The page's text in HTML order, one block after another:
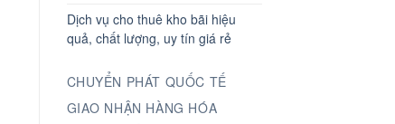
Dịch vụ cho thuê kho bãi hiệu
quả, chất lượng, uy tín giá rẻ
CHUYỂN PHÁT QUỐC TẾ
GIAO NHẬN HÀNG HÓA